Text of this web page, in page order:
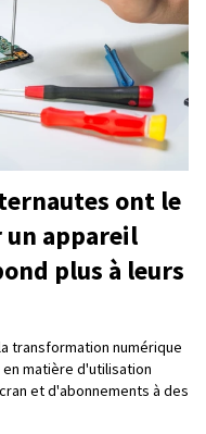
ont le
un appareil
plus à leurs
transformation numérique
matière d'utilisation
et d'abonnements à des